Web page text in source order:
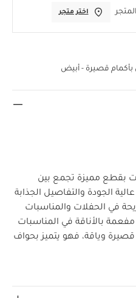
اختر متجر
قصيرة - أبيض
بقطع مميزة تجمع بين
الجودة والتفاصيل الجذابة
في الحفلات والمناسبات
بالأناقة في المناسبات
وياقة، فهو يتميز بحواف
في الأمام للإغلاق. يمكن